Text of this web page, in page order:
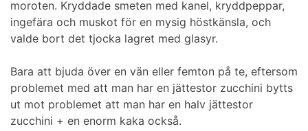
moroten. Kryddade smeten med kanel, kryddpeppar,
ingefära och muskot för en mysig höstkänsla, och
valde bort det tjocka lagret med glasyr.
Bara att bjuda över en vän eller femton på te, eftersom
problemet med att man har en jättestor zucchini bytts
ut mot problemet att man har en halv jättestor
zucchini + en enorm kaka också.